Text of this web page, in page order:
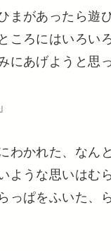
まがあったら遊
ころにはいろい
にあげようと思
わかれた、なん
ような思いはむ
っぱをふいた、